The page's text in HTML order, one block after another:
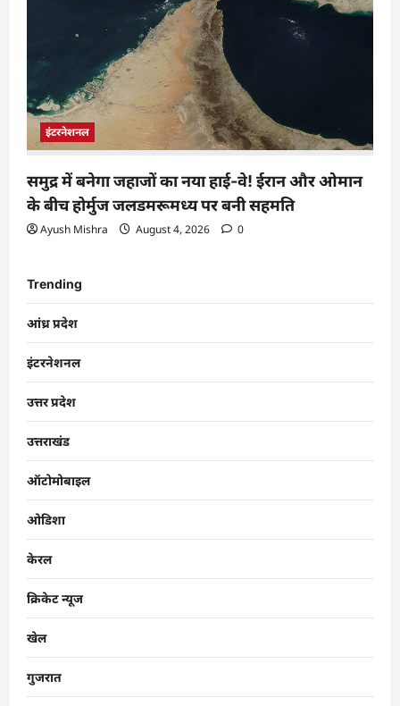
इंटरनेशनल
समुद्र में बनेगा जहाजों का नया हाई-वे! ईरान और ओमान
के बीच होर्मुज जलडमरूमध्य पर बनी सहमति
Ayush Mishra August 4, 2026 0
Trending
आंध्र प्रदेश
इंटरनेशनल
उत्तर प्रदेश
उत्तराखंड
ऑटोमोबाइल
ओडिशा
केरल
क्रिकेट न्यूज
खेल
गुजरात